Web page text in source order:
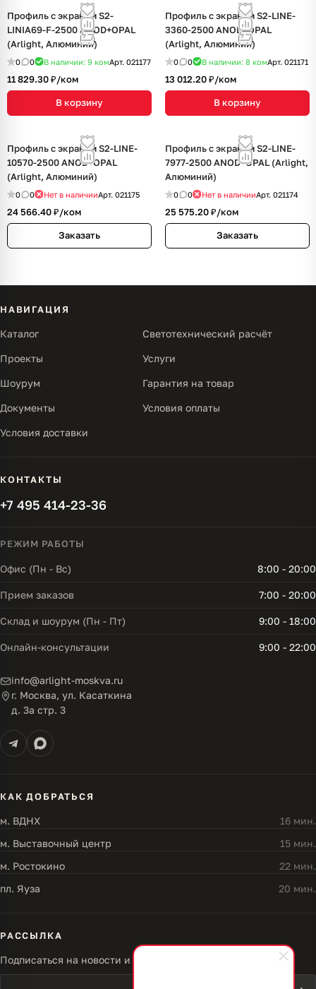
Профиль с экраном S2-
LINIA69-F-2500 ANOD+OPAL
(Arlight, Алюминий)
0 0 В наличии: 9 комАрт. 021177
11 829.30 ₽/ком
В корзину
Профиль с экраном S2-LINE-
3360-2500 ANOD+OPAL
(Arlight, Алюминий)
0 0 В наличии: 8 комАрт. 021171
13 012.20 ₽/ком
В корзину
Профиль с экраном S2-LINE-
10570-2500 ANOD+OPAL
(Arlight, Алюминий)
0 0 Нет в наличииАрт. 021175
24 566.40 ₽/ком
Заказать
Профиль с экраном S2-LINE-
7977-2500 ANOD+OPAL (Arlight,
Алюминий)
0 0 Нет в наличииАрт. 021174
25 575.20 ₽/ком
Заказать
НАВИГАЦИЯ
Каталог Светотехнический расчёт
Проекты Услуги
Шоурум Гарантия на товар
Документы Условия оплаты
Условия доставки
КОНТАКТЫ
+7 495 414-23-36
РЕЖИМ РАБОТЫ
Офис (Пн - Вс) 8:00 - 20:00
Прием заказов 7:00 - 20:00
Склад и шоурум (Пн - Пт) 9:00 - 18:00
Онлайн-консультации 9:00 - 22:00
info@arlight-moskva.ru
г. Москва, ул. Касаткина
д. 3а стр. 3
КАК ДОБРАТЬСЯ
м. ВДНХ
16 мин.
м. Выставочный центр
15 мин.
м. Ростокино
22 мин.
пл. Яуза
20 мин.
РАССЫЛКА
Подписаться на новости и акции